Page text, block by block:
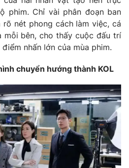
hình Việt Nam
VTV
Thị Mỹ Hạnh, Phạm Quốc Thắng,
- 024.38 355 932
897 897
phim. Chỉ vài phân đoạn ban
nét phong cách làm việc, cá
mỗi bên, cho thấy cuộc đấu trí
nhấn lớn của mùa phim.
chuyển hướng thành KOL